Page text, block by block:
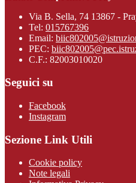
Via B. Sella, 74 13867 -
Tel: 015767396
Email:
PEC:
C.F.: 82003010020
Seguici su
Facebook
Instagram
Sezione Link Utili
Cookie policy
Note legali